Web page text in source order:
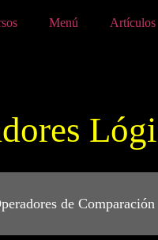
Menú Artículos
de Comparación